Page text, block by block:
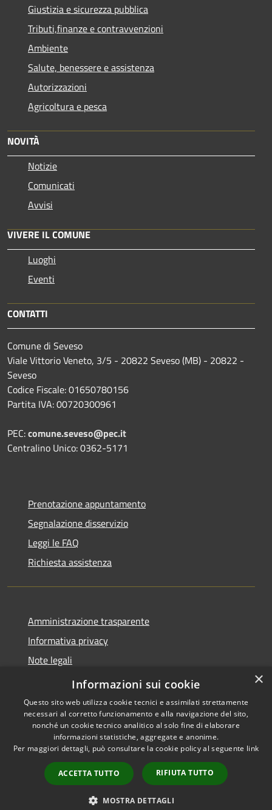
Giustizia e sicurezza pubblica
Tributi,finanze e contravvenzioni
Ambiente
Salute, benessere e assistenza
Autorizzazioni
Agricoltura e pesca
NOVITÀ
Notizie
Comunicati
Avvisi
VIVERE IL COMUNE
Luoghi
Eventi
CONTATTI
Comune di Seveso
Viale Vittorio Veneto, 3/5 - 20822 Seveso (MB) - 20822 -
Seveso
Codice Fiscale: 01650780156
Partita IVA: 00720300961
PEC:comune.seveso@pec.it
Centralino Unico: 0362-5171
Prenotazione appuntamento
Segnalazione disservizio
Leggi le FAQ
Richiesta assistenza
Amministrazione trasparente
Informativa privacy
Note legali
Dichiarazione di accessibilità
Accessibilità
Copyright © 2026 • Città di
Seveso • Powered by
Municipium•
Accesso
redazione
×
Informazioni sui cookie
Questo sito web utilizza cookie tecnici e assimilati strettamente
necessari al corretto funzionamento e alla navigazione del sito,
nonché un cookie tecnico analitico al solo fine di elaborare
informazioni statistiche, aggregate e anonime.
Per maggiori dettagli, può consultare la cookie policy al seguente link
ACCETTA TUTTO RIFIUTA TUTTO
MOSTRA DETTAGLI